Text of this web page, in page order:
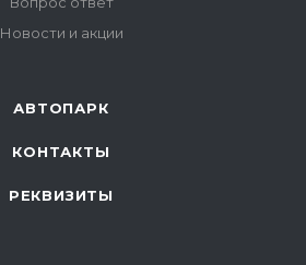
Новости и акции
АВТОПАРК
КОНТАКТЫ
РЕКВИЗИТЫ